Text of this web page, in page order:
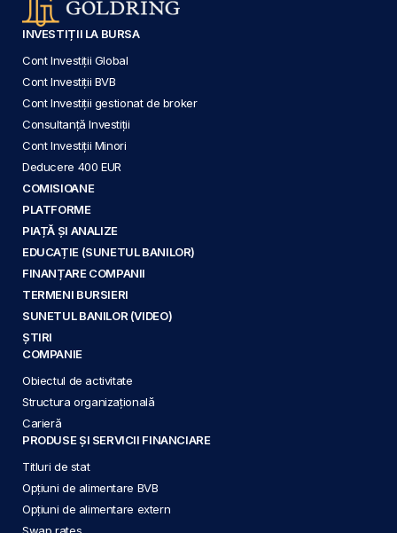
INVESTIȚII LA BURSA
Cont Investiții Global
Cont Investiții BVB
Cont Investiții gestionat de broker
Consultanță Investiții
Cont Investiții Minori
Deducere 400 EUR
COMISIOANE
PLATFORME
PIAȚĂ ȘI ANALIZE
EDUCAȚIE (SUNETUL BANILOR)
FINANȚARE COMPANII
TERMENI BURSIERI
SUNETUL BANILOR (VIDEO)
ȘTIRI
COMPANIE
Obiectul de activitate
Structura organizațională
Carieră
PRODUSE ȘI SERVICII FINANCIARE
Titluri de stat
Opțiuni de alimentare BVB
Opțiuni de alimentare extern
Swap rates